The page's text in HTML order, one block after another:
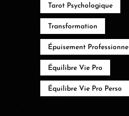
Tarot Psychologique
Transformation
Épuisement Professionnel
Équilibre Vie Pro
Équilibre Vie Pro Perso